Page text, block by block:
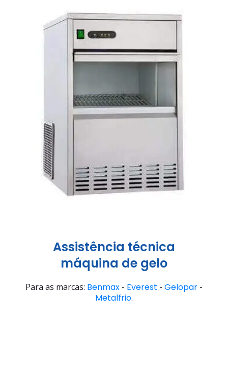
Assistência técnica
máquina de gelo
Para as marcas: Benmax - Everest - Gelopar -
Metalfrio.